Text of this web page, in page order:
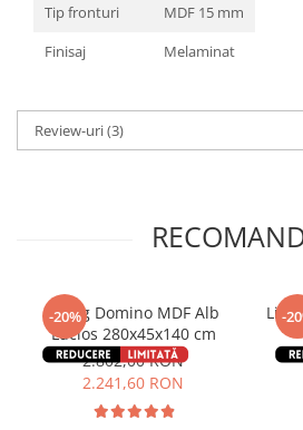
Tip fronturi
MDF 15 mm
Finisaj
Melaminat
Review-uri(3)
-20%
Living Domino MDF Alb
Lucios 280x45x140 cm
2.802,00 RON
2.241,60 RON
-